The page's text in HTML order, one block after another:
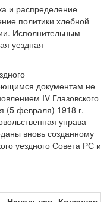
и распределение
политики хлебной
Исполнительным
уездная
документам не
IV Глазовского
(5 февраля) 1918 г.
управа
вновь созданному
уездного Совета РС и